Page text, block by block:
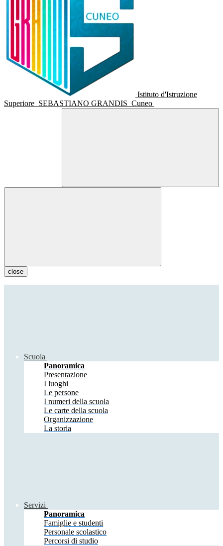
Istituto d'Istruzione
Superiore SEBASTIANO GRANDIS Cuneo
close
Scuola
Panoramica
Presentazione
I luoghi
Le persone
I numeri della scuola
Le carte della scuola
Organizzazione
La storia
Servizi
Panoramica
Famiglie e studenti
Personale scolastico
Percorsi di studio